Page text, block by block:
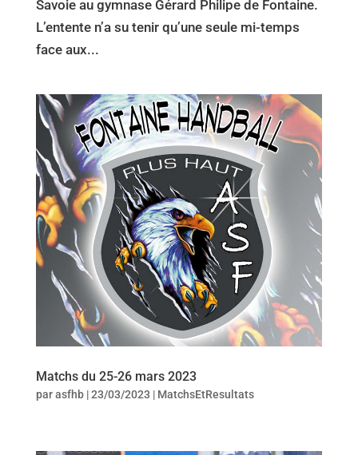
Savoie au gymnase Gérard Philipe de Fontaine.
L’entente n’a su tenir qu’une seule mi-temps
face aux...
Matchs du 25-26 mars 2023
parasfhb|23/03/2023 | MatchsEtResultats